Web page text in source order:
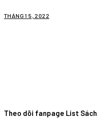
THÁNG 1 5, 2022
Theo dõi fanpage List Sách